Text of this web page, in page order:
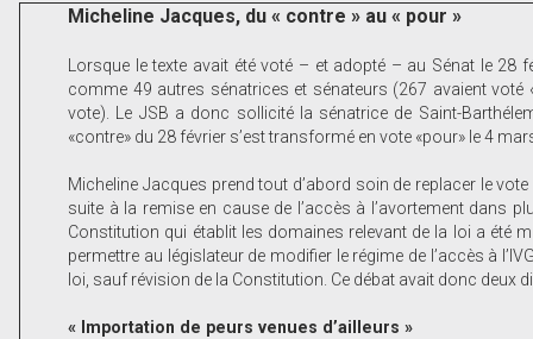
Micheline Jacques, du « contre » au « pour »
Lorsque le texte avait été voté – et adopté – au Sénat le 28
comme 49 autres sénatrices et sénateurs (267 avaient voté
vote). Le JSB a donc sollicité la sénatrice de Saint-
«contre» du 28 février s’est transformé en vote «pour» le 4
Micheline Jacques prend tout d’abord soin de replacer le
suite à la remise en cause de l’accès à l’avortement dans
Constitution qui établit les domaines relevant de la loi a été
permettre au législateur de modifier le régime de l’accès à
loi, sauf révision de la Constitution. Ce débat avait donc deux
« Importation de peurs venues d’ailleurs »